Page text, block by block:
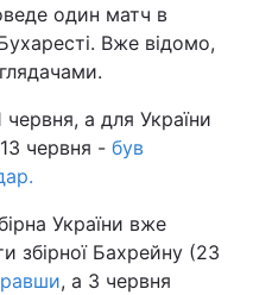
один матч в
Вже відомо,
а для України
червня - був
України вже
збірної Бахрейну (23
, а 3 червня